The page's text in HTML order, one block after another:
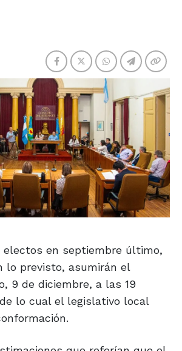
electos en septiembre último,
lo previsto, asumirán el
9 de diciembre, a las 19
lo cual el legislativo local